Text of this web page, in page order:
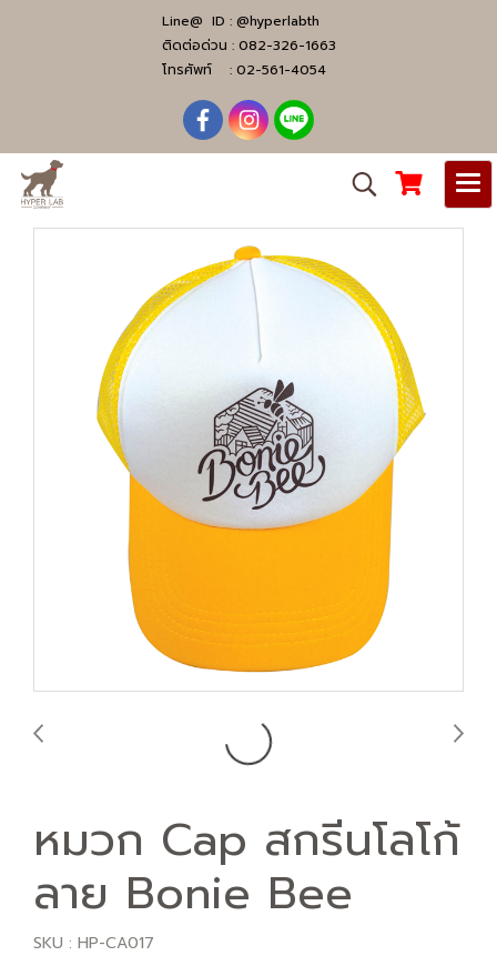
Line@ ID : @hyperlabth
ติดต่อด่วน : 082-326-1663
โทรศัพท์ : 02-561-4054
หมวก Cap สกรีนโลโก้
ลาย Bonie Bee
SKU : HP-CA017